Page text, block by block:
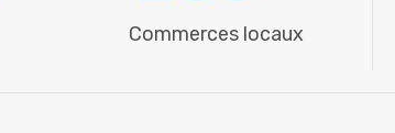
Commerces locaux